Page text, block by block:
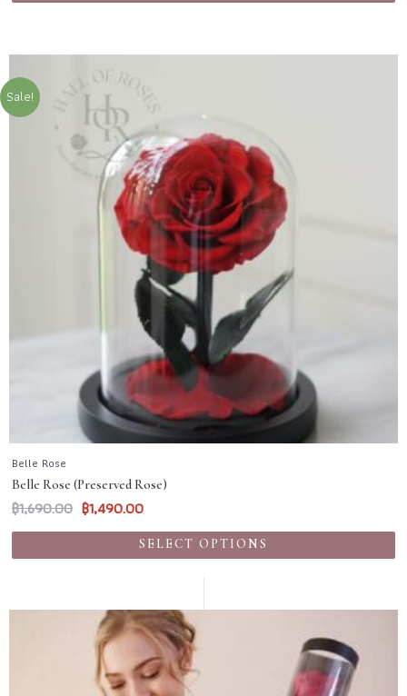
Sale!
Belle Rose
Belle Rose (Preserved Rose)
฿1,690.00 ฿1,490.00
SELECT OPTIONS